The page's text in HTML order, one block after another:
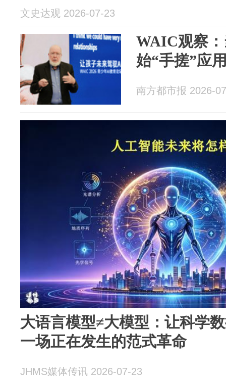
文史达观 2026-07-23
WAIC观察
始“手搓”应
南方都市报 2026-
大语言模型≠大模型：让科学
一场正在发生的范式革命
JHMS媒体传讯 2026-07-23